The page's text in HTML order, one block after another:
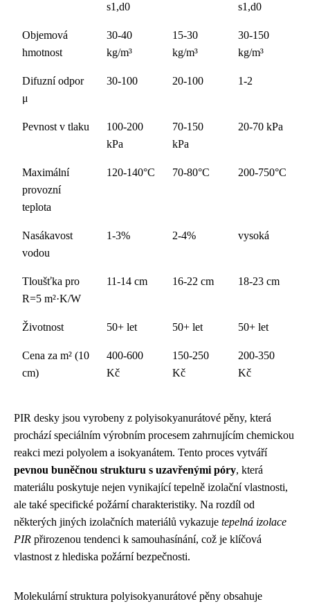
s1,d0
s1,d0
Objemová
hmotnost
30-40
kg/m³
15-30
kg/m³
30-150
kg/m³
Difuzní odpor
μ
30-100 20-100 1-2
Pevnost v tlaku
100-200
kPa
70-150
kPa
20-70 kPa
Maximální
provozní
teplota
120-140°C 70-80°C 200-750°C
Nasákavost
vodou
1-3% 2-4% vysoká
Tloušťka pro
R=5 m²·K/W
11-14 cm 16-22 cm 18-23 cm
Životnost 50+ let 50+ let 50+ let
Cena za m² (10
cm)
400-600
Kč
150-250
Kč
200-350
Kč
PIR desky jsou vyrobeny z polyisokyanurátové pěny, která
prochází speciálním výrobním procesem zahrnujícím chemickou
reakci mezi polyolem a isokyanátem. Tento proces vytváří
pevnou buněčnou strukturu s uzavřenými póry, která
materiálu poskytuje nejen vynikající tepelně izolační vlastnosti,
ale také specifické požární charakteristiky. Na rozdíl od
některých jiných izolačních materiálů vykazuje tepelná izolace
PIR přirozenou tendenci k samouhasínání, což je klíčová
vlastnost z hlediska požární bezpečnosti.
Molekulární struktura polyisokyanurátové pěny obsahuje